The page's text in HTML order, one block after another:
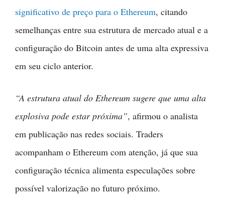
significativo de preço para o Ethereum, citando
semelhanças entre sua estrutura de mercado atual e a
configuração do Bitcoin antes de uma alta expressiva
em seu ciclo anterior.
“A estrutura atual do Ethereum sugere que uma alta
explosiva pode estar próxima”, afirmou o analista
em publicação nas redes sociais. Traders
acompanham o Ethereum com atenção, já que sua
configuração técnica alimenta especulações sobre
possível valorização no futuro próximo.